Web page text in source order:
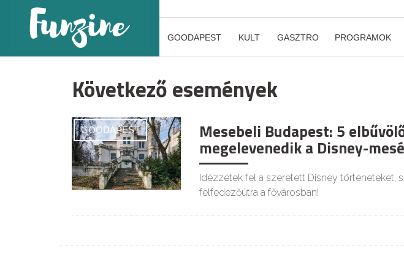
GOODAPEST KULT GASZTRO PROGRAMOK
Következő események
GOODAPEST Mesebeli Budapest: 5
megelevenedik a Disney-
Idézzétek fel a szeretett Disney történeteket,
felfedezőútra a fővárosban!